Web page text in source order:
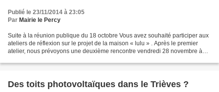
Publié le 23/11/2014 à 23:05
Par Mairie le Percy
Suite à la réunion publique du 18 octobre Vous avez souhaité participer aux
ateliers de réflexion sur le projet de la maison « lulu » . Après le premier
atelier, nous prévoyons une deuxième rencontre vendredi 28 novembre à
Des toits photovoltaïques dans le Trièves ?